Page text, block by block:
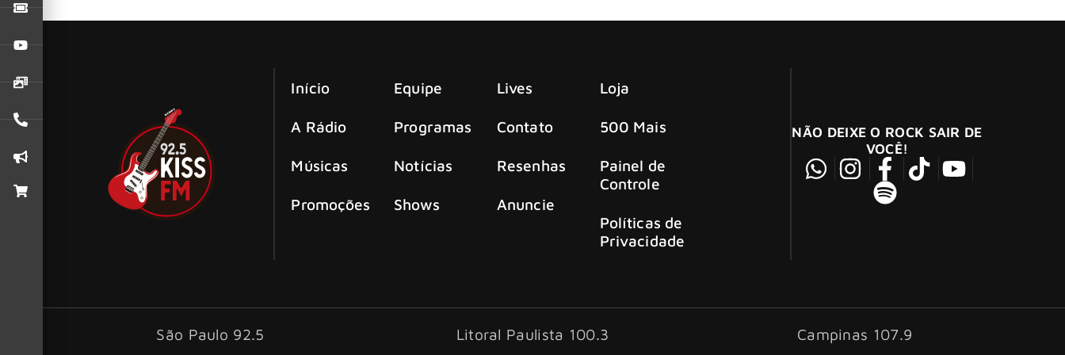
Início
A Rádio
Músicas
Promoções
Equipe
Programas
Notícias
Shows
Lives
Contato
Resenhas
Anuncie
Loja
500 Mais
Painel de
Controle
Políticas de
Privacidade
NÃO DEIXE O ROCK SAIR DE
VOCÊ!
São Paulo 92.5 Litoral Paulista 100.3
Campinas 107.9